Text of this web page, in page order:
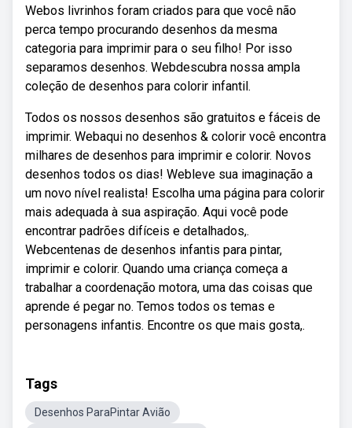
Webos livrinhos foram criados para que você não
perca tempo procurando desenhos da mesma
categoria para imprimir para o seu filho! Por isso
separamos desenhos. Webdescubra nossa ampla
coleção de desenhos para colorir infantil.
Todos os nossos desenhos são gratuitos e fáceis de
imprimir. Webaqui no desenhos & colorir você encontra
milhares de desenhos para imprimir e colorir. Novos
desenhos todos os dias! Webleve sua imaginação a
um novo nível realista! Escolha uma página para colorir
mais adequada à sua aspiração. Aqui você pode
encontrar padrões difíceis e detalhados,.
Webcentenas de desenhos infantis para pintar,
imprimir e colorir. Quando uma criança começa a
trabalhar a coordenação motora, uma das coisas que
aprende é pegar no. Temos todos os temas e
personagens infantis. Encontre os que mais gosta,.
Tags
Desenhos ParaPintar Avião